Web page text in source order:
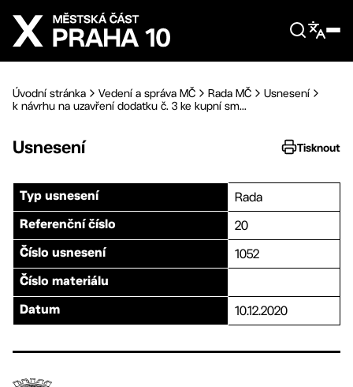
Přejít na hlavní obsah
Úvodní stránka Vedení a správa MČ Rada MČ
Usnesení
k návrhu na uzavření dodatku č. 3 ke kupní sm...
Usnesení Tisknout
Typ usnesení Rada
Referenční číslo 20
Číslo usnesení 1052
Číslo materiálu
Datum 10.12.2020